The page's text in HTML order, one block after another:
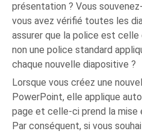
présentation ? Vous
vous avez vérifié toutes les
assurer que la police est
non une police standard
chaque nouvelle diapositive ?
Lorsque vous créez une
PowerPoint, elle applique
page et celle-ci prend la mise
Par conséquent, si vous